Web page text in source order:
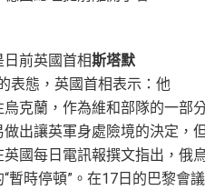
前英國首相斯塔默
表態，英國首相表示：他
克蘭，作為維和部隊的一部
出讓英軍身處險境的決定，
英國每日電訊報撰文指出，俄
暫時停頓”。在17日的巴黎會